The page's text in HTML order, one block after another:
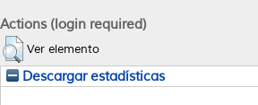
Actions (login required)
Ver elemento
Descargar estadísticas